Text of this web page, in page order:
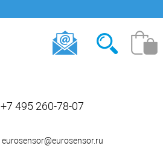
+7 495 260-78-07
eurosensor@eurosensor.ru